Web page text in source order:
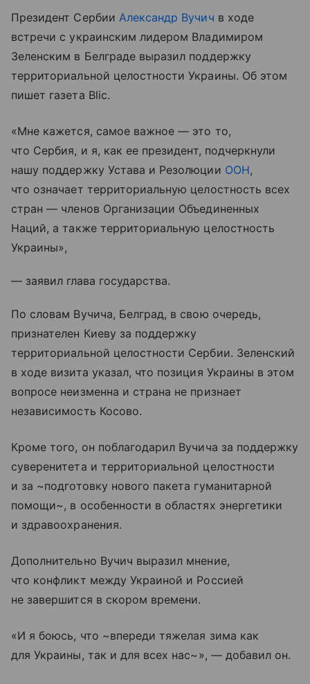
Президент Сербии Александр Вучич в ходе
встречи с украинским лидером Владимиром
Зеленским в Белграде выразил поддержку
территориальной целостности Украины. Об этом
пишет газета Blic.
«Мне кажется, самое важное — это то,
что Сербия, и я, как ее президент, подчеркнули
нашу поддержку Устава и Резолюции ООН,
что означает территориальную целостность всех
стран — членов Организации Объединенных
Наций, а также территориальную целостность
Украины»,
— заявил глава государства.
По словам Вучича, Белград, в свою очередь,
признателен Киеву за поддержку
территориальной целостности Сербии. Зеленский
в ходе визита указал, что позиция Украины в этом
вопросе неизменна и страна не признает
независимость Косово.
Кроме того, он поблагодарил Вучича за поддержку
суверенитета и территориальной целостности
и за ~подготовку нового пакета гуманитарной
помощи~, в особенности в областях энергетики
и здравоохранения.
Дополнительно Вучич выразил мнение,
что конфликт между Украиной и Россией
не завершится в скором времени.
«И я боюсь, что ~впереди тяжелая зима как
для Украины, так и для всех нас~», — добавил он.